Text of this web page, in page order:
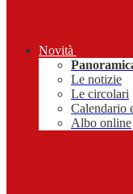
Novità
Le notizie
Le circolari
Calendario
Albo online